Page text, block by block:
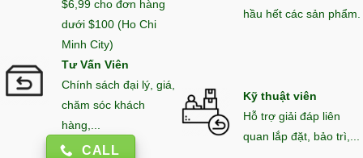
$6,99 cho đơn hàng
dưới $100 (Ho Chi
Minh City)
hầu hết các sản phẩm.
Tư Vấn Viên
Chính sách đại lý, giá,
chăm sóc khách
hàng,...
CALL
Kỹ thuật viên
Hỗ trợ giải đáp liên
quan lắp đặt, bảo trì,...